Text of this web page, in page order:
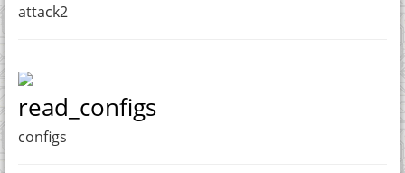
attack2
read_configs
configs